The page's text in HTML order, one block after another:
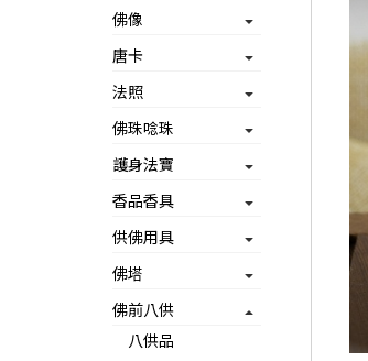
佛像
唐卡
法照
佛珠唸珠
護身法寶
香品香具
供佛用具
佛塔
佛前八供
八供品